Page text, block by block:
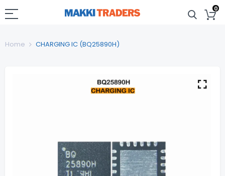
0
Home CHARGING IC (BQ25890H)